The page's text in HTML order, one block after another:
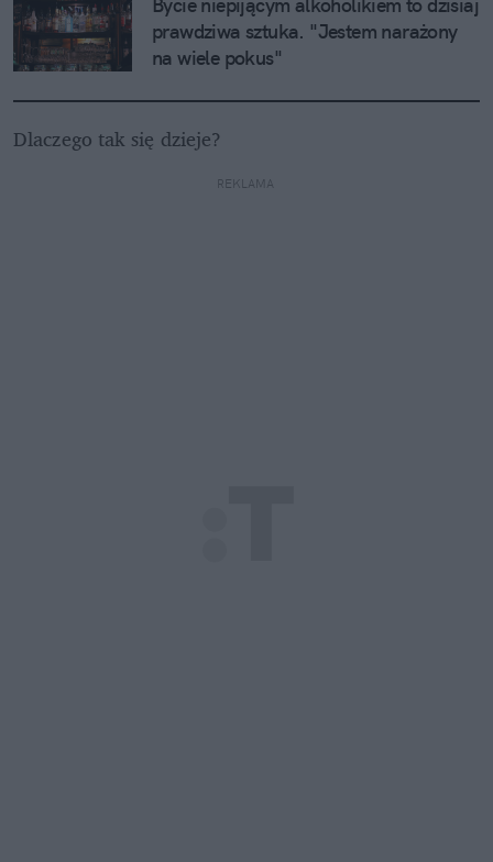
Bycie niepijącym alkoholikiem to dzisiaj
prawdziwa sztuka. "Jestem narażony
na wiele pokus"
Dlaczego tak się dzieje?
REKLAMA